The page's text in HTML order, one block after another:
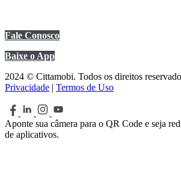
Fale Conosco
Baixe o App
2024 © Cittamobi. Todos os direitos
Privacidade | Termos de Uso
Aponte sua câmera para o QR Code e seja
de aplicativos.